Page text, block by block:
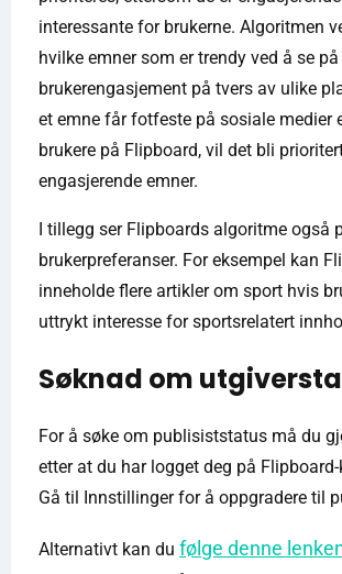
interessante for brukerne. Algoritmen
hvilke emner som er trendy ved å se på
brukerengasjement på tvers av ulike
et emne får fotfeste på sosiale medier
brukere på Flipboard, vil det bli
engasjerende emner.
I tillegg ser Flipboards algoritme også
brukerpreferanser. For eksempel kan
inneholde flere artikler om sport hvis
uttrykt interesse for sportsrelatert
Søknad om
For å søke om publisiststatus må du
etter at du har logget deg på
Gå til Innstillinger for å oppgradere til
Alternativt kan du følge denne